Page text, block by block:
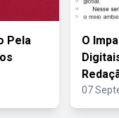
Pela
O
07